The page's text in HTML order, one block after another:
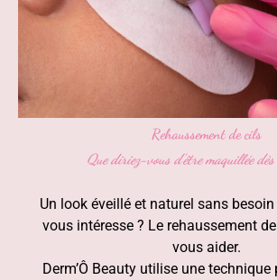
Rehaussement de cils
Que diriez-vous d'être maquillée
Un look éveillé et naturel sans
vous intéresse ? Le rehaussement
vous aider.
Derm’Ô Beauty utilise une